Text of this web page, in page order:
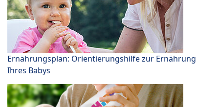
Ernährungsplan: Orientierungshilfe zur Ernährung
Ihres Babys